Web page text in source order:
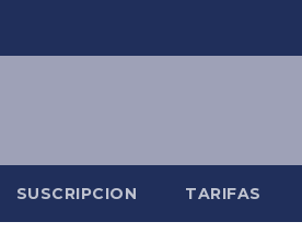
SUSCRIPCION TARIFAS